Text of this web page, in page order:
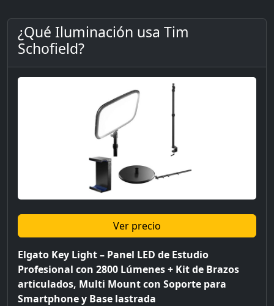
¿Qué Iluminación usa Tim
Schofield?
Ver precio
Elgato Key Light – Panel LED de Estudio
Profesional con 2800 Lúmenes + Kit de Brazos
articulados, Multi Mount con Soporte para
Smartphone y Base lastrada